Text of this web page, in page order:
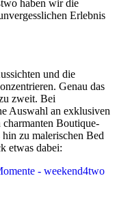
haben wir die
Erlebnis
und die
Genau das
zweit. Bei
Auswahl an exklusiven
Boutique-
zu malerischen Bed
etwas dabei:
- weekend4two